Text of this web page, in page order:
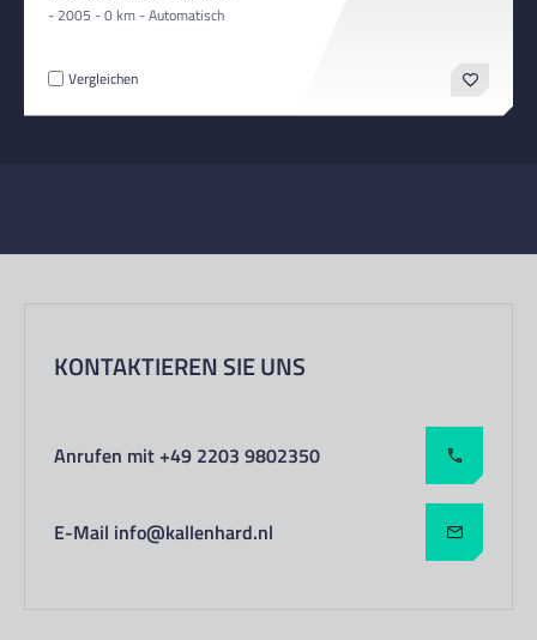
- 2005 - 0 km - Automatisch
Vergleichen
KONTAKTIEREN SIE UNS
Anrufen mit +49 2203 9802350
E-Mail info@kallenhard.nl